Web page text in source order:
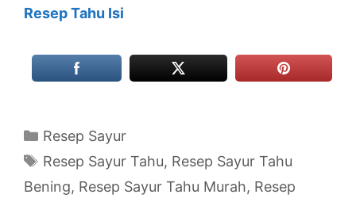
Resep Tahu Isi
Categories
Resep Sayur
Tags
Resep Sayur Tahu, Resep Sayur Tahu
Bening, Resep Sayur Tahu Murah, Resep